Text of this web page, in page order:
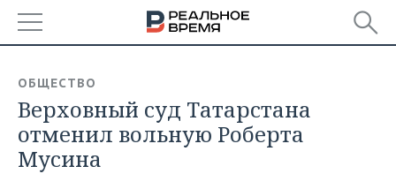
БАШКОРТОСТАН
ТАТАРСТАН
НОВОСТИ
АНАЛИТИКА
ОБЩЕСТВО
Верховный суд Татарстана
отменил вольную Роберта
Мусина